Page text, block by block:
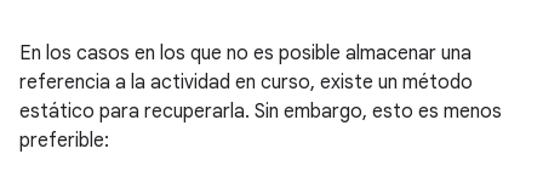
En los casos en los que no es posible almacenar una
referencia a la actividad en curso, existe un método
estático para recuperarla. Sin embargo, esto es menos
preferible: